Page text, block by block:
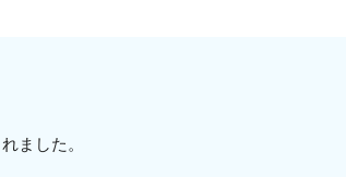
ました。